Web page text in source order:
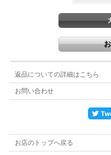
こちらの商品は額のみと
通常ご注文確定日より2
返品についての詳細はこちら
お問い合わせ
お店のトップへ戻る